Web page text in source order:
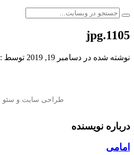
1105.jpg
نوشته شده در دسامبر 19, 2019 توسط :
درباره نویسنده
امامی